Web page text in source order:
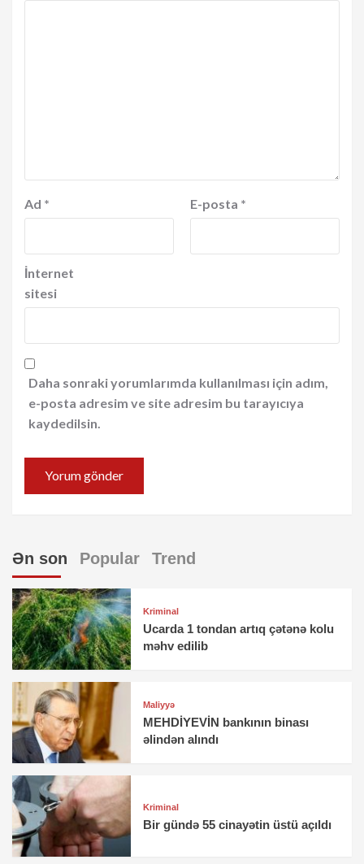
Ad * E-posta *
İnternet
sitesi
Daha sonraki yorumlarımda kullanılması için adım,
e-posta adresim ve site adresim bu tarayıcıya
kaydedilsin.
Ən son Popular Trend
Kriminal
Ucarda 1 tondan artıq çətənə kolu
məhv edilib
Maliyyə
MEHDİYEVİN bankının binası
əlindən alındı
Kriminal
Bir gündə 55 cinayətin üstü açıldı